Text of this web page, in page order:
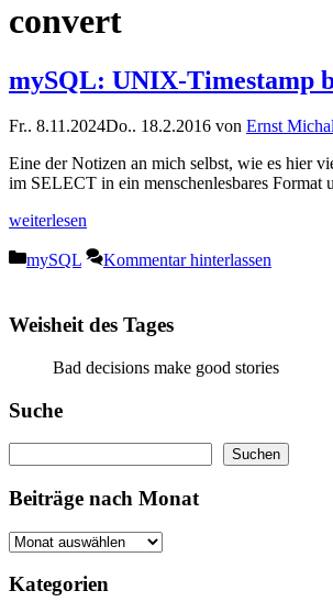
convert
mySQL: UNIX-Timestamp
Fr.. 8.11.2024Do.. 18.2.2016 von Ernst
Eine der Notizen an mich selbst, wie es hier
im SELECT in ein menschenlesbares Format
weiterlesen
Kategorien
mySQL Kommentar hinterlassen
Weisheit des Tages
Bad decisions make good stories
Suche
Suchen
Beiträge nach Monat
Kategorien